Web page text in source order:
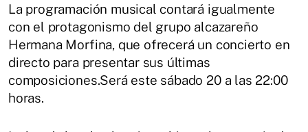
La programación musical contará igualmente
con el protagonismo del grupo alcazareño
Hermana Morfina, que ofrecerá un concierto en
directo para presentar sus últimas
composiciones.Será este sábado 20 a las 22:00
horas.